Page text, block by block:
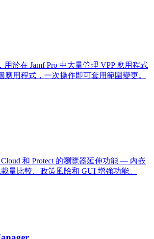
用於在 Jamf Pro 中大量管理 VPP 應用程式
用程式，一次操作即可套用範圍變更。
Cloud 和 Protect 的瀏覽器延伸功能 — 內嵌
量比較、政策風險和 GUI 增強功能。